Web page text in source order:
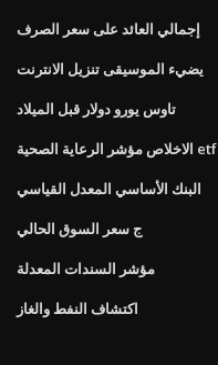
إجمالي العائد على سعر الصرف
يضيء الموسيقى تنزيل الانترنت
تاوس يورو دولار قبل الميلاد
الاخلاص مؤشر الرعاية الصحية etf
البنك الأساسي المعدل القياسي
ج سعر السوق الحالي
مؤشر السندات المعدلة
اكتشاف النفط والغاز